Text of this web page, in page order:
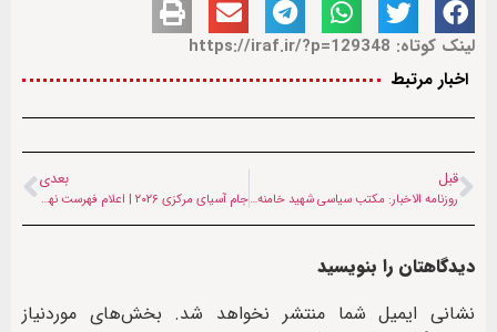
لینک کوتاه: https://iraf.ir/?p=129348
اخبار مرتبط
قبل
روزنامه الاخبار: مکتب سیاسی شهید خامنه‌ای یک میراث زنده است
بعدی
جام آسیای مرکزی ۲۰۲۶ | اعلام فهرست نهایی تیم ملی والیبال افغانستان
دیدگاهتان را بنویسید
نشانی ایمیل شما منتشر نخواهد شد. بخش‌های موردنیاز